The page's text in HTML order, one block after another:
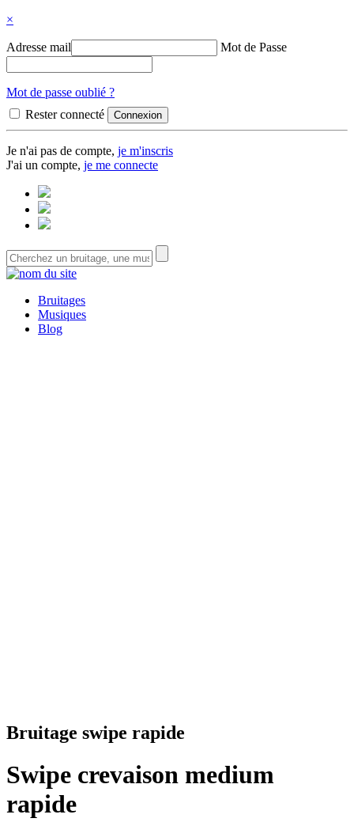
×
Adresse mail Mot de Passe
Mot de passe oublié ?
Rester connecté
Je n'ai pas de compte, je m'inscris
J'ai un compte, je me connecte
Bruitages
Musiques
Blog
Bruitage swipe rapide
Swipe crevaison medium
rapide